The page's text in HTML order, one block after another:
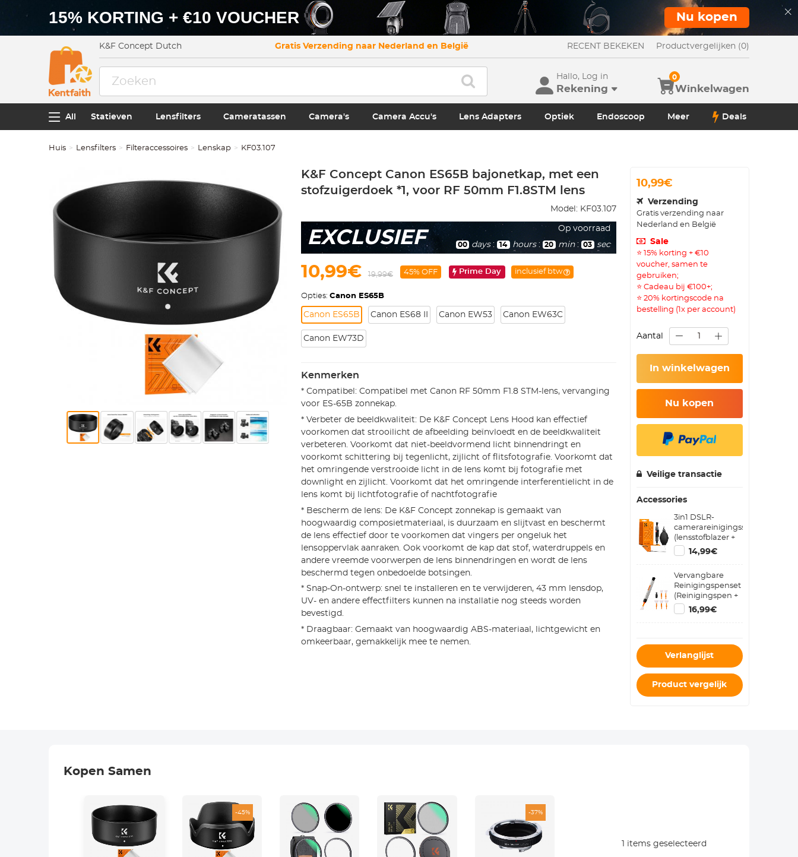
15% KORTING + €10 VOUCHER Nu kopen
K&F Concept Dutch Gratis Verzending naar Nederland en België RECENT BEKEKEN Productvergelijken (0)
Hallo, Log in
Rekening Winkelwagen
0
All Statieven Lensfilters Cameratassen Camera's Camera Accu's Lens Adapters Optiek Endoscoop Meer Deals
Huis Lensfilters Filteraccessoires Lenskap KF03.107
K&F Concept Canon ES65B bajonetkap, met een
stofzuigerdoek *1, voor RF 50mm F1.8STM lens
Model: KF03.107
EXCLUSIEF Op voorraad
00 days : 14 hours : 20 min : 02 sec
10,99€ 19,99€ 45% OFF Prime Day inclusief btw
Opties: Canon ES65B
Canon ES65B Canon ES68 II Canon EW53 Canon EW63C
Canon EW73D
Kenmerken
* Compatibel: Compatibel met Canon RF 50mm F1.8 STM-lens, vervanging
voor ES-65B zonnekap.
* Verbeter de beeldkwaliteit: De K&F Concept Lens Hood kan effectief
voorkomen dat strooilicht de afbeelding beïnvloedt en de beeldkwaliteit
verbeteren. Voorkomt dat niet-beeldvormend licht binnendringt en
voorkomt schittering bij tegenlicht, zijlicht of flitsfotografie. Voorkomt dat
het omringende verstrooide licht in de lens komt bij fotografie met
downlight en zijlicht. Voorkomt dat het omringende interferentielicht in de
lens komt bij lichtfotografie of nachtfotografie
* Bescherm de lens: De K&F Concept zonnekap is gemaakt van
hoogwaardig composietmateriaal, is duurzaam en slijtvast en beschermt
de lens effectief door te voorkomen dat vingers per ongeluk het
lensoppervlak aanraken. Ook voorkomt de kap dat stof, waterdruppels en
andere vreemde voorwerpen de lens binnendringen en wordt de lens
beschermd tegen onbedoelde botsingen.
* Snap-On-ontwerp: snel te installeren en te verwijderen, 43 mm lensdop,
UV- en andere effectfilters kunnen na installatie nog steeds worden
bevestigd.
* Draagbaar: Gemaakt van hoogwaardig ABS-materiaal, lichtgewicht en
omkeerbaar, gemakkelijk mee te nemen.
10,99€
Verzending
Gratis verzending naar
Nederland en België
Sale
⭐ 15% korting + €10
voucher, samen te
gebruiken;
⭐ Cadeau bij €100+;
⭐ 20% kortingscode na
bestelling (1x per account)
Aantal
In winkelwagen
Nu kopen
Veilige transactie
Accessories
3in1 DSLR-
camerareinigingsset
(lensstofblazer +
reinigingspen +
macrovezelreinigingsdoekje)
14,99€
Vervangbare
Reinigingspenset
(Reinigingspen +
Siliconenkop * 2 +
Reinigingsstaaf
6)
16,99€
Verlanglijst
Product vergelijk
Kopen Samen
-45% -37%
items geselecteerd